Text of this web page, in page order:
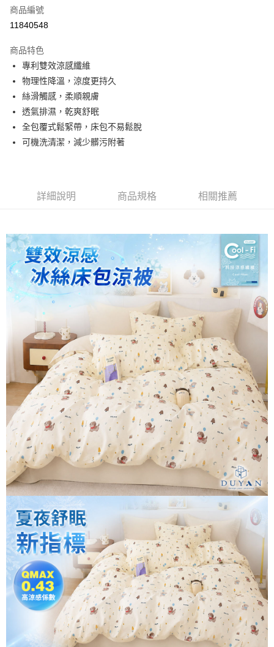
信用卡分期付款
合作金庫商業銀行
華南商業銀行
上海商業儲蓄銀行
國泰世華商業銀行
臺灣中小企業銀行
匯豐（台灣）商業銀行
聯邦商業銀行
元大商業銀行
超商取貨付款
LINE Pay
Apple Pay
悠遊付
大哥付你分期
1.本服務由台灣大哥大提供，台灣大哥大用戶可立即使用無須另外申請。
2.付款方式選擇「大哥付你分期」，訂單成立後會自動跳轉到大哥付的交易
流程，驗證手機門號後，選擇欲分期的期數、繳款截止日，確認付款後即完
成交易。
3.實際核准額度、可分期數及費用金額請依後續交易確認頁面所載為準。
4.訂單成立30分鐘內，如未前往確認交易或遇審核未通過，訂單將自動取
消。如遇「轉專審核」未通過狀況，表示未達大哥付你分期系統評分，恕無
法說明評估內容。
【繳款方式說明】
1.分期款項不併入電信帳單，「大哥付你分期」於每月結算日後寄送繳費提
醒簡訊。
2.透過簡訊連結打開帳單後，可選擇「超商條碼／台灣大直營門市／銀行轉
帳／街口支付／iPASS MONEY」等通路繳費。
【注意事項】
1.本服務係由「台灣大哥大股份有限公司」（以下簡稱本公司）所提供，讓
用戶於交易時，得透過本服務購買商品或服務，並由商店將買賣／分期付款
買賣價金債權讓與本公司後，依約使用本公司帳單繳交帳款。
2.基於同意付款使用「大哥付你分期」之契約關係目的，商店將以您的個人
資料（包含姓名、電話或地址）提供予台灣大哥大進項蒐集、處理及利用，
由本公司與您本人進行分期帳單所需資料之確認、核對及更正。
3.完整用戶服務條款，請詳閱以下連結：
https://oppay.tw/userRule
AFTEE先享後付
相關說明
【關於「AFTEE先享後付」】
AFTEE先享後付是「在收到商品之後才付款」的支付方式。 讓您購物簡單
便利好安心！
１．簡單：不需註冊會員、不需綁卡、不需儲值。
２．便利：只要手機號碼，簡訊認證，即可結帳。
３．安心：先確認商品／服務後，再付款。
【「AFTEE先享後付」結帳流程】
１．於結帳方式選擇「AFTEE先享後付」後，將跳轉至「AFTEE先享後付」
結帳頁面，進行簡訊認證並確認金額後，即可完成結帳。
２．訂單成立數日內，您將收到繳費通知簡訊。
３．收到繳費通知簡訊後14天內，點擊此簡訊中的連結，可透過四大超商／
ATM／網路銀行／等多元方式進行付款，方視為交易完成。
※ 請注意：結帳手續完成當下不需立刻繳費，但若您需要取消訂單，請聯絡
購買商品的店家。未經商家同意取消之訂單仍視為有效，需透過AFTEE先享
後付繳納相關費用。
※ 交易是否成功請以「AFTEE先享後付 」之結帳頁面顯示為準，若有關於
是否繳費成功／繳費後需取消欲退款等相關疑問，請聯繫「AFTEE先享後付
客戶支援中心」https://netprotections.freshdesk.com/support/home
【注意事項】
１．透過由恩沛科技股份有限公司提供之「AFTEE先享後付」服務完成之交
易，需依本服務之必要範圍內提供個人資料，並將交易相關給付款項請求債
權轉讓予恩沛科技股份有限公司。
２．關於個人資料處理事宜，請瀏覽以下網址：
https://aftee.tw/terms/#terms3
３．未成年的使用者請事先徵得法定代理人或監護人之同意方可使用
「AFTEE先享後付」，若未經同意申辦者引起之損失，本公司不負相關責
任。
４．使用「AFTEE先享後付」時，將依據個別帳號之用戶狀況，依本公司即
時審查核予不同之上限額度；若仍有額度不足之情形，本公司將視審查結果
請求用戶進行身份認證。
５．嚴禁一人註冊多個帳號或使用他人資訊註冊。若發現惡意使用之情形，
恩沛科技股份有限公司將有權停止該用戶之使用額度並採取法律行動。
Hami Point
相關說明
「Hami Point」為中華電信所提供之點數服務，可於會員專區綁定中華電信
會員帳號後，即可在購物車使用 Hami Point 折抵消費金額 (1點等於1元)。
ATM付款
運送方式
全家取貨付款
每筆NT$60，滿NT$699(含以上)免運費
付款後全家取貨
每筆NT$60，滿NT$699(含以上)免運費
7-11取貨付款
每筆NT$60，滿NT$999(含以上)免運費
付款後7-11取貨
每筆NT$60，滿NT$999(含以上)免運費
新竹貨運
每筆NT$80，滿NT$999(含以上)免運費
商品編號
11840548
商品特色
專利雙效涼感纖維
物理性降溫，涼度更持久
絲滑觸感，柔順親膚
透氣排濕，乾爽舒眠
全包覆式鬆緊帶，床包不易鬆脫
可機洗清潔，減少髒污附著
詳細說明 商品規格 相關推薦